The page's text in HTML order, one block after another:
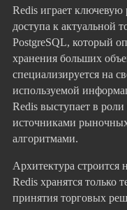
Redis играет
доступа к актуальной
PostgreSQL, который
хранения больших
специализируется на
используемой
Redis выступает в
источниками
алгоритмами.
Архитектура
Redis хранятся только
принятия торговых